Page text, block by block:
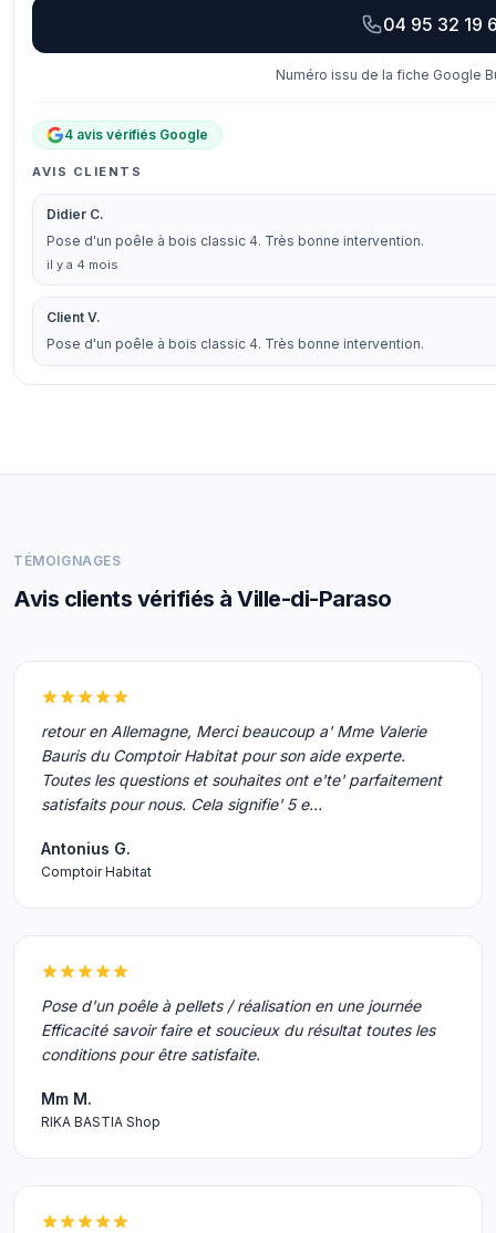
04 95 32 19
Numéro issu de la fiche Google
4 avis vérifiés Google
AVIS CLIENTS
Didier C.
Pose d'un poêle à bois classic 4. Très bonne intervention.
il y a 4 mois
Client V.
Pose d'un poêle à bois classic 4. Très bonne intervention.
TÉMOIGNAGES
Avis clients vérifiés à Ville-di-Paraso
retour en Allemagne, Merci beaucoup a' Mme Valerie
Bauris du Comptoir Habitat pour son aide experte.
Toutes les questions et souhaites ont e'te' parfaitement
satisfaits pour nous. Cela signifie' 5 e…
Antonius G.
Comptoir Habitat
Pose d'un poêle à pellets / réalisation en une journée
Efficacité savoir faire et soucieux du résultat toutes les
conditions pour être satisfaite.
Mm M.
RIKA BASTIA Shop